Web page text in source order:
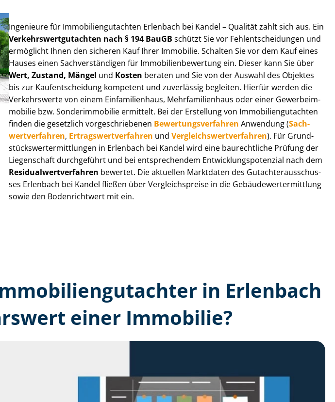
Ingenieure für Im­mo­bi­li­en­gut­ach­ten Erlenbach bei Kandel – Qualität zahlt sich aus. Ein
Ver­kehrs­wert­gut­ach­ten nach § 194 BauGB schützt Sie vor Fehl­ent­schei­dun­gen und
ermöglicht Ihnen den sicheren Kauf Ihrer Immobilie. Schalten Sie vor dem Kauf eines
Hauses einen Sach­ver­stän­di­gen für Im­mo­bi­li­en­be­wer­tung ein. Dieser kann Sie über
Wert, Zustand, Mängel und Kosten beraten und Sie von der Auswahl des Objektes
bis zur Kauf­ent­schei­dung kompetent und zuverlässig begleiten. Hierfür werden die
Verkehrswerte von einem Einfamilienhaus, Mehr­fa­mi­li­en­haus oder einer Ge­wer­be­im­
mo­bi­lie bzw. Sonderimmobilie ermittelt. Bei der Erstellung von Im­mo­bi­li­en­gut­ach­ten
finden die gesetzlich vor­ge­schrie­be­nen Be­wer­tungs­ver­fah­ren Anwendung (Sach­
wert­ver­fah­ren, Er­trags­wert­ver­fah­ren und Ver­gleichs­wert­ver­fah­ren). Für Grund­
stücks­wert­ermitt­lun­gen in Erlenbach bei Kandel wird eine baurechtliche Prüfung der
Liegenschaft durchgeführt und bei entsprechendem Ent­wick­lungs­po­ten­zi­al nach dem
Re­si­du­al­wert­ver­fah­ren bewertet. Die aktuellen Marktdaten des Gut­ach­ter­aus­schus­
ses Erlenbach bei Kandel fließen über Ver­gleichs­prei­se in die Ge­bäu­de­wert­ermitt­lung
sowie den Bodenrichtwert mit ein.
in Erlenbach
einer Immobilie?